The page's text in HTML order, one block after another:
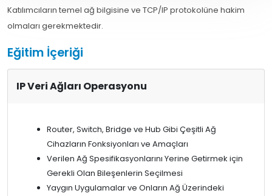
Katılımcıların temel ağ bilgisine ve TCP/IP protokolüne hakim
olmaları gerekmektedir.
Eğitim İçeriği
IP Veri Ağları Operasyonu
Router, Switch, Bridge ve Hub Gibi Çeşitli Ağ
Cihazların Fonksiyonları ve Amaçları
Verilen Ağ Spesifikasyonlarını Yerine Getirmek için
Gerekli Olan Bileşenlerin Seçilmesi
Yaygın Uygulamalar ve Onların Ağ Üzerindeki